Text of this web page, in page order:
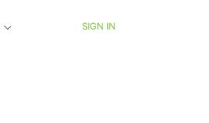
SIGN IN